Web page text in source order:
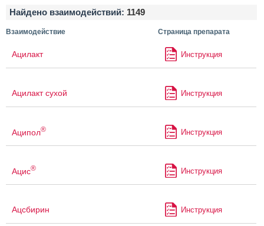
Найдено взаимодействий: 1149
Взаимодействие Страница препарата
Ацилакт Инструкция
Ацилакт сухой Инструкция
Аципол® Инструкция
Ацис® Инструкция
Ацсбирин Инструкция